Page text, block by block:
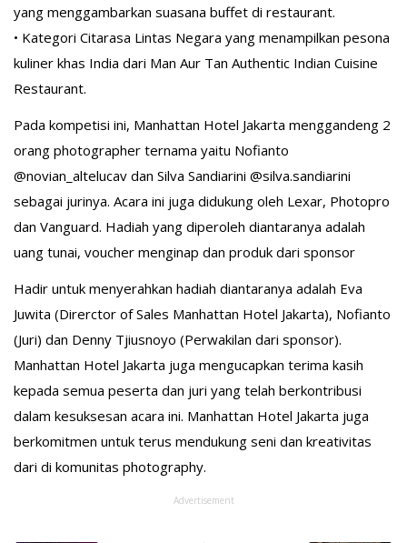
yang menggambarkan suasana buffet di restaurant.
• Kategori Citarasa Lintas Negara yang menampilkan pesona
kuliner khas India dari Man Aur Tan Authentic Indian Cuisine
Restaurant.
Pada kompetisi ini, Manhattan Hotel Jakarta menggandeng 2
orang photographer ternama yaitu Nofianto
@novian_altelucav dan Silva Sandiarini @silva.sandiarini
sebagai jurinya. Acara ini juga didukung oleh Lexar, Photopro
dan Vanguard. Hadiah yang diperoleh diantaranya adalah
uang tunai, voucher menginap dan produk dari sponsor
Hadir untuk menyerahkan hadiah diantaranya adalah Eva
Juwita (Direrctor of Sales Manhattan Hotel Jakarta), Nofianto
(Juri) dan Denny Tjiusnoyo (Perwakilan dari sponsor).
Manhattan Hotel Jakarta juga mengucapkan terima kasih
kepada semua peserta dan juri yang telah berkontribusi
dalam kesuksesan acara ini. Manhattan Hotel Jakarta juga
berkomitmen untuk terus mendukung seni dan kreativitas
dari di komunitas photography.
Advertisement